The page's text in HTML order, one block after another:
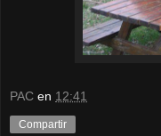
PAC en 12:41
Compartir